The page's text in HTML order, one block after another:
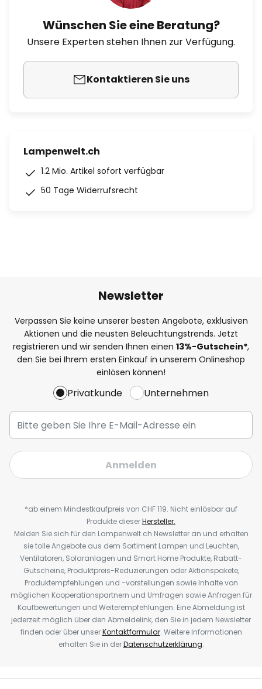
Wünschen Sie eine Beratung?
Unsere Experten stehen Ihnen zur Verfügung.
Kontaktieren Sie uns
Lampenwelt.ch
1.2 Mio. Artikel sofort verfügbar
50 Tage Widerrufsrecht
Newsletter
Verpassen Sie keine unserer besten Angebote, exklusiven
Aktionen und die neusten Beleuchtungstrends. Jetzt
registrieren und wir senden Ihnen einen 13%-Gutschein*,
den Sie bei Ihrem ersten Einkauf in unserem Onlineshop
einlösen können!
Privatkunde Unternehmen
Anmelden
*ab einem Mindestkaufpreis von CHF 119. Nicht einlösbar auf
Produkte dieserHersteller.
Melden Sie sich für den Lampenwelt.ch Newsletter an und erhalten
sie tolle Angebote aus dem Sortiment Lampen und Leuchten,
Ventilatoren, Solaranlagen und Smart Home Produkte, Rabatt-
Gutscheine, Produktpreis-Reduzierungen oder Aktionspakete,
Produktempfehlungen und -vorstellungen sowie Inhalte von
möglichen Kooperationspartnern und Umfragen sowie Anfragen für
Kaufbewertungen und Weiterempfehlungen. Eine Abmeldung ist
jederzeit möglich über den Abmeldelink, den Sie in jedem Newsletter
finden oder über unserKontaktformular. Weitere Informationen
erhalten Sie in derDatenschutzerklärung.